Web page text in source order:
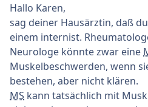
Hallo Karen,
sag deiner Hausärztin, daß
einem internist.
Neurologe könnte zwar eine
Muskelbeschwerden, wenn
bestehen, aber nicht klären.
MS kann tatsächlich mit